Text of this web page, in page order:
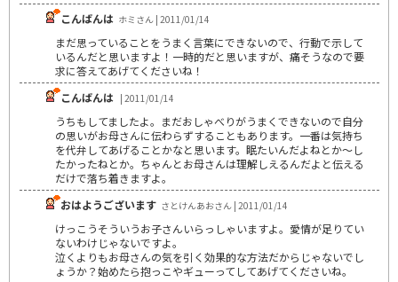
こんばんは ホミさん | 2011/01/14
まだ思っていることをうまく言葉にできないので、行動で示して
いるんだと思いますよ！一時的だと思いますが、痛そうなので要
求に答えてあげてくださいね！
こんばんは | 2011/01/14
うちもしてましたよ。まだおしゃべりがうまくできないので自分
の思いがお母さんに伝わらずすることもあります。一番は気持ち
を代弁してあげることかなと思います。眠たいんだよねとか～し
たかったねとか。ちゃんとお母さんは理解しえるんだよと伝える
だけで落ち着きますよ。
おはようございます さとけんあおさん | 2011/01/14
けっこうそういうお子さんいらっしゃいますよ。愛情が足りてい
ないわけじゃないですよ。
泣くよりもお母さんの気を引く効果的な方法だからじゃないでし
ょうか？始めたら抱っこやギューってしてあげてくださいね。